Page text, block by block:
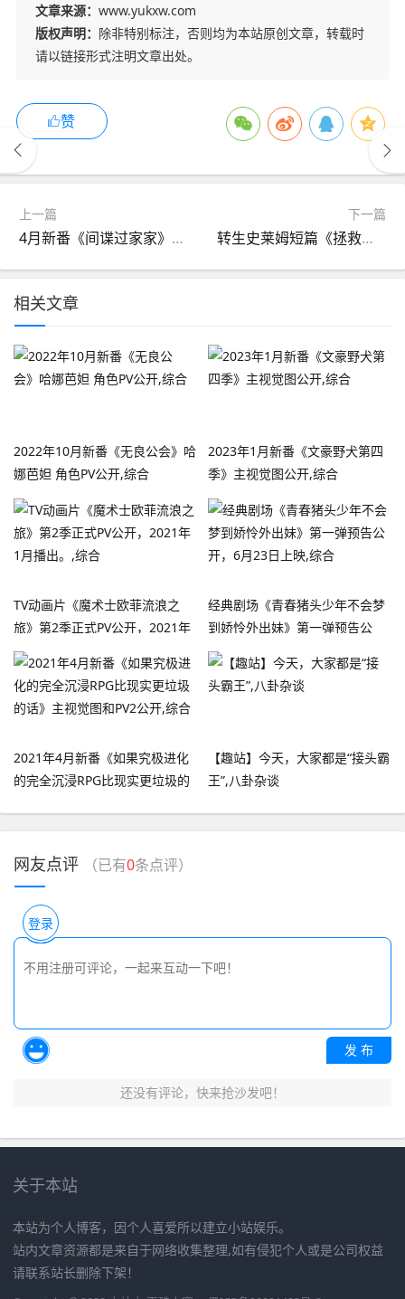
文章来源： www.yukxw.com
版权声明： 除非特别标注，否则均为本站原创文章，转载时
请以链接形式注明文章出处。
赞
上一篇
4月新番《间谍过家家》主题曲正式PV公开,综合
下一篇
转生史莱姆短篇《拯救拉米莉丝》动画化 ​​​决定 。,综合
相关文章
2022年10月新番《无良公会》哈
娜芭妲 角色PV公开,综合
2023年1月新番《文豪野犬第四
季》主视觉图公开,综合
TV动画片《魔术士欧菲流浪之
旅》第2季正式PV公开，2021年
1月播出。,综合
经典剧场《青春猪头少年不会梦
到娇怜外出妹》第一弹预告公
开，6月23日上映,综合
2021年4月新番《如果究极进化
的完全沉浸RPG比现实更垃圾的
【趣站】今天，大家都是“接头霸
王”,八卦杂谈
网友点评 （已有0条点评）
登录
发 布
还没有评论，快来抢沙发吧！
关于本站
本站为个人博客，因个人喜爱所以建立小站娱乐。
站内文章资源都是来自于网络收集整理,如有侵犯个人或是公司权益
请联系站长删除下架！